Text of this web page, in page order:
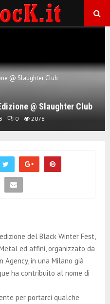
@ Slaughter Club
@ Slaughter Club
0 2078
del Black Winter Fest,
ed affini, organizzato da
Agency, in una Milano già
ha contribuito al nome di
per portarci qualche